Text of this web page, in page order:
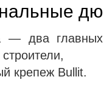
— два
крепеж Bullit.